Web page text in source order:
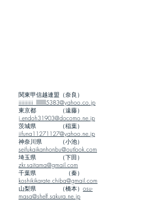
関東甲信越連盟（奈良）
iiiiiiiiii_llllllllll5383@yahoo.co.jp
東京都 （遠藤）
j.endoh31903@docomo.ne.jp
茨城県 （稲葉）
iifuna11271127@yahoo.ne.jp
神奈川県 （小池）
seifukaikanhonbu@outlook.com
埼玉県 （下田）
zkr.saitama@gmail.com
千葉県 （秦）
koshikikarate.chiba@gmail.com
山梨県 （橋本） osu-
masa@shelf.sakura.ne.jp